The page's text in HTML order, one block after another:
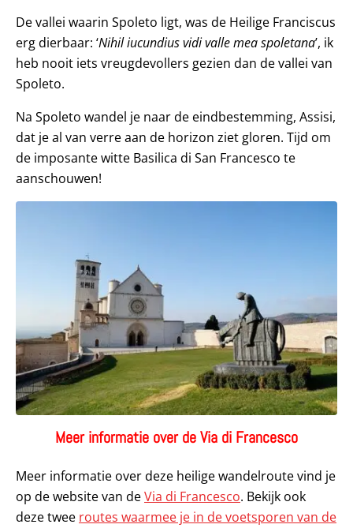
De vallei waarin Spoleto ligt, was de Heilige Franciscus
erg dierbaar: ‘Nihil iucundius vidi valle mea spoletana’, ik
heb nooit iets vreugdevollers gezien dan de vallei van
Spoleto.
Na Spoleto wandel je naar de eindbestemming, Assisi,
dat je al van verre aan de horizon ziet gloren. Tijd om
de imposante witte Basilica di San Francesco te
aanschouwen!
Meer informatie over de Via di Francesco
Meer informatie over deze heilige wandelroute vind je
op de website van deVia di Francesco. Bekijk ook
deze twee routes waarmee je in de voetsporen van de